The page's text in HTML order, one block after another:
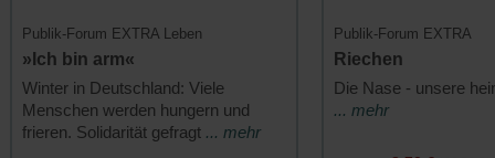
Publik-Forum EXTRA Leben
»Ich bin arm«
Winter in Deutschland: Viele
Menschen werden hungern und
frieren. Solidarität gefragt ... mehr
Publik-Forum EXTRA
Riechen
Die Nase - unsere
... mehr